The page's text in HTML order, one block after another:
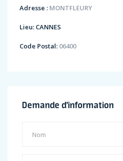
Adresse : MONTFLEURY
Lieu: CANNES
Code Postal: 06400
Demande d'information